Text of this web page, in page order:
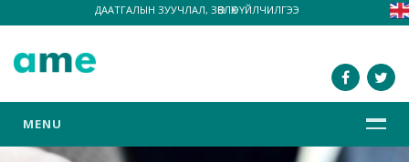
ДААТГАЛЫН ЗУУЧЛАЛ, ЗӨВЛӨХ ҮЙЛЧИЛГЭЭ
MENU